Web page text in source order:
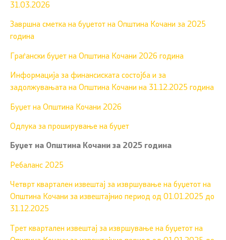
31.03.2026
Завршна сметка на буџетот на Општина Кочани за 2025
година
Граѓански буџет на Општина Кочани 2026 година
Информација за финансиската состојба и за
задолжувањата на Општина Кочани на 31.12.2025 година
Буџет на Општина Кочани 2026
Одлука за проширување на буџет
Буџет на Општина Кочани за 2025 година
Ребаланс 2025
Четврт квартален извештај за извршување на буџетот на
Општина Кочани за извештајнио период од 01.01.2025 до
31.12.2025
Трет квартален извештај за извршување на буџетот на